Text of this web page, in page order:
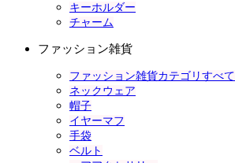
キーホルダー
チャーム
ファッション雑貨
ファッション雑貨カテゴリすべて
ネックウェア
帽子
イヤーマフ
手袋
ベルト